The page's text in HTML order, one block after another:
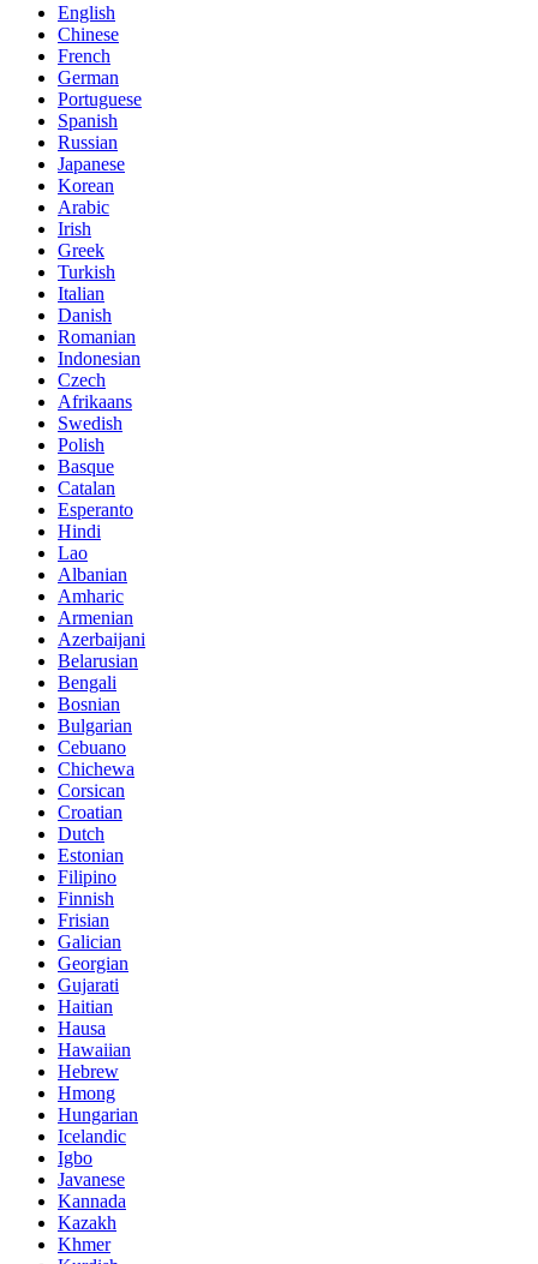
English
Chinese
French
German
Portuguese
Spanish
Russian
Japanese
Korean
Arabic
Irish
Greek
Turkish
Italian
Danish
Romanian
Indonesian
Czech
Afrikaans
Swedish
Polish
Basque
Catalan
Esperanto
Hindi
Lao
Albanian
Amharic
Armenian
Azerbaijani
Belarusian
Bengali
Bosnian
Bulgarian
Cebuano
Chichewa
Corsican
Croatian
Dutch
Estonian
Filipino
Finnish
Frisian
Galician
Georgian
Gujarati
Haitian
Hausa
Hawaiian
Hebrew
Hmong
Hungarian
Icelandic
Igbo
Javanese
Kannada
Kazakh
Khmer